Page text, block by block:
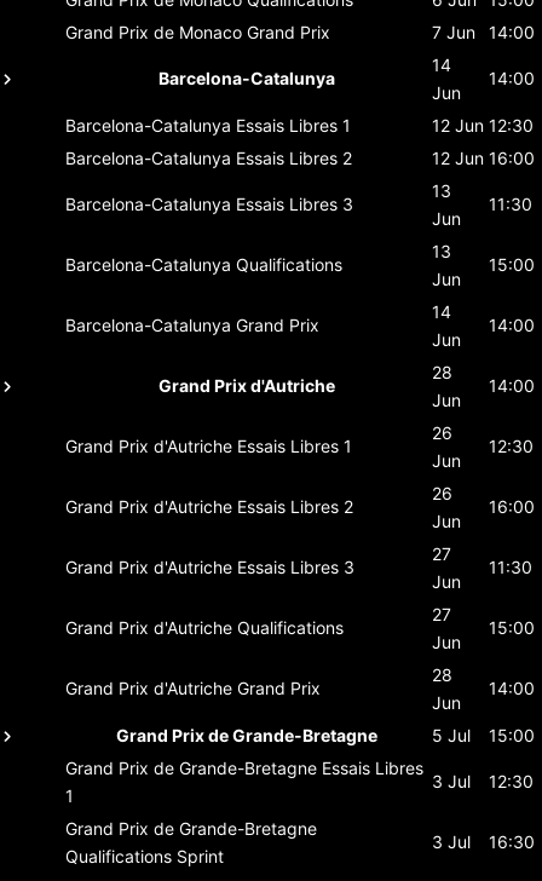
Grand Prix de Monaco Grand Prix 7 Jun 14:00
Barcelona-Catalunya
14
Jun
14:00
Barcelona-Catalunya Essais Libres 1 12 Jun 12:30
Barcelona-Catalunya Essais Libres 2 12 Jun 16:00
Barcelona-Catalunya Essais Libres 3
13
Jun
11:30
Barcelona-Catalunya Qualifications
13
Jun
15:00
Barcelona-Catalunya Grand Prix
14
Jun
14:00
Grand Prix d'Autriche
28
Jun
14:00
Grand Prix d'Autriche Essais Libres 1
26
Jun
12:30
Grand Prix d'Autriche Essais Libres 2
26
Jun
16:00
Grand Prix d'Autriche Essais Libres 3
27
Jun
11:30
Grand Prix d'Autriche Qualifications
27
Jun
15:00
Grand Prix d'Autriche Grand Prix
28
Jun
14:00
Grand Prix de Grande-Bretagne 5 Jul
15:00
Grand Prix de Grande-Bretagne Essais Libres
1
3 Jul 12:30
Grand Prix de Grande-Bretagne
Qualifications Sprint
3 Jul 16:30